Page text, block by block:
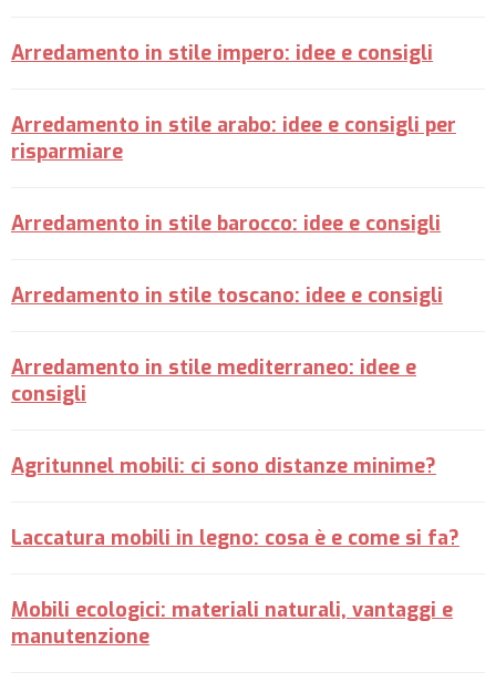
Arredamento in stile impero: idee e consigli
Arredamento in stile arabo: idee e consigli per
risparmiare
Arredamento in stile barocco: idee e consigli
Arredamento in stile toscano: idee e consigli
Arredamento in stile mediterraneo: idee e
consigli
Agritunnel mobili: ci sono distanze minime?
Laccatura mobili in legno: cosa è e come si fa?
Mobili ecologici: materiali naturali, vantaggi e
manutenzione